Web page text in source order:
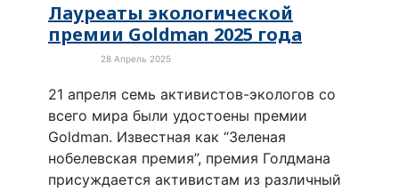
Лауреаты экологической
премии Goldman 2025 года
28 Апрель 2025
21 апреля семь активистов-экологов со
всего мира были удостоены премии
Goldman. Известная как “Зеленая
нобелевская премия”, премия Голдмана
присуждается активистам из различный